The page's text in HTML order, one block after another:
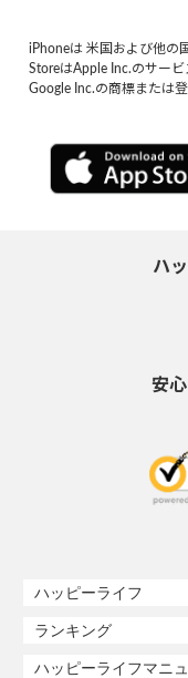
iPhoneは 米国および他の
StoreはApple Inc.のサービ
Google Inc.の商標または登
ハ
安
ハッピーライフ
ランキング
ハッピーライフマニ